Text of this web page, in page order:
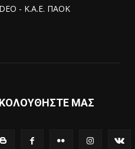
- Κ.Α.Ε. ΠΑΟΚ
ΜΑΣ